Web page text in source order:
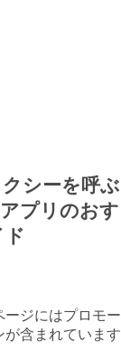
シーを呼ぶ
プリのおす
ージにはプロモー
が含まれています